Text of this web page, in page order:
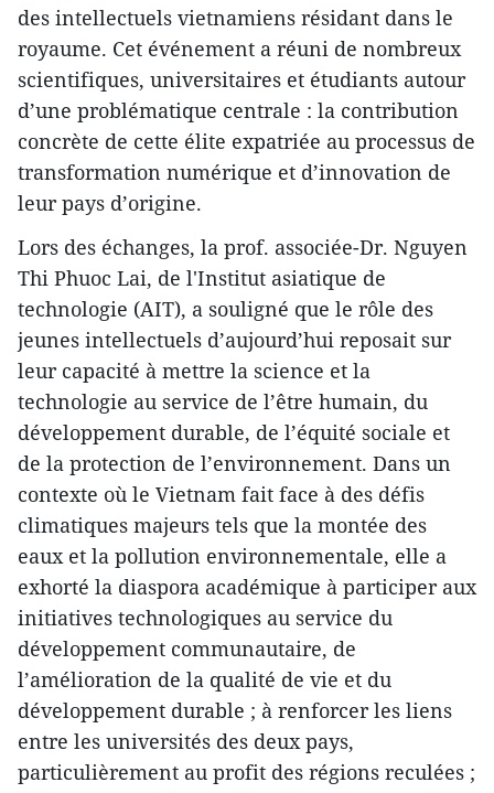
des intellectuels vietnamiens résidant dans le
royaume. Cet événement a réuni de nombreux
scientifiques, universitaires et étudiants autour
d’une problématique centrale : la contribution
concrète de cette élite expatriée au processus de
transformation numérique et d’innovation de
leur pays d’origine.
Lors des échanges, la prof. associée-Dr. Nguyen
Thi Phuoc Lai, de l'Institut asiatique de
technologie (AIT), a souligné que le rôle des
jeunes intellectuels d’aujourd’hui reposait sur
leur capacité à mettre la science et la
technologie au service de l’être humain, du
développement durable, de l’équité sociale et
de la protection de l’environnement. Dans un
contexte où le Vietnam fait face à des défis
climatiques majeurs tels que la montée des
eaux et la pollution environnementale, elle a
exhorté la diaspora académique à participer aux
initiatives technologiques au service du
développement communautaire, de
l’amélioration de la qualité de vie et du
développement durable ; à renforcer les liens
entre les universités des deux pays,
particulièrement au profit des régions reculées ;